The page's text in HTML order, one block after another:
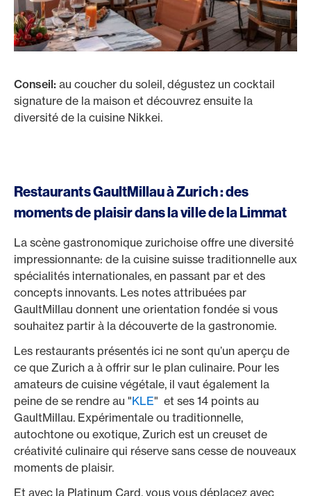
Conseil: au coucher du soleil, dégustez un cocktail
signature de la maison et découvrez ensuite la
diversité de la cuisine Nikkei.
Restaurants GaultMillau à Zurich : des
moments de plaisir dans la ville de la Limmat
La scène gastronomique zurichoise offre une diversité
impressionnante: de la cuisine suisse traditionnelle aux
spécialités internationales, en passant par et des
concepts innovants. Les notes attribuées par
GaultMillau donnent une orientation fondée si vous
souhaitez partir à la découverte de la gastronomie.
Les restaurants présentés ici ne sont qu’un aperçu de
ce que Zurich a à offrir sur le plan culinaire. Pour les
amateurs de cuisine végétale, il vaut également la
peine de se rendre au "KLE" et ses 14 points au
GaultMillau. Expérimentale ou traditionnelle,
autochtone ou exotique, Zurich est un creuset de
créativité culinaire qui réserve sans cesse de nouveaux
moments de plaisir.
Et avec la Platinum Card, vous vous déplacez avec